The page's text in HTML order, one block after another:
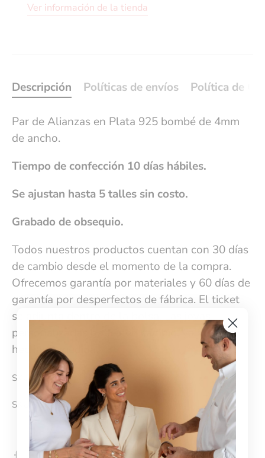
Ver información de la tienda
Descripción Políticas de envíos Política de
Par de Alianzas en Plata 925 bombé de 4mm
de ancho.
Tiempo de confección 10 días hábiles.
Se ajustan hasta 5 talles sin costo.
Grabado de obsequio.
Todos nuestros productos cuentan con 30 días
de cambio desde el momento de la compra.
Ofrecemos garantía por materiales y 60 días de
garantía por desperfectos de fábrica. El ticket
se adjunta dentro de la bolsa. Las joyas
personalizadas no tienen cambio, ya que son
hechas a medida.
SKU: EZAP02
SKU: 1308-0
CompartirTuitearHacer